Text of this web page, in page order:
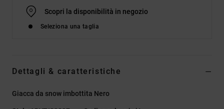
Scopri la disponibilità in negozio
Seleziona una taglia
Dettagli & caratteristiche
Giacca da snow imbottita Nero